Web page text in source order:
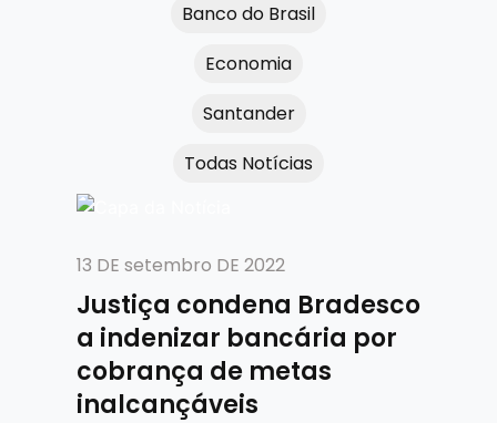
Banco do Brasil
Economia
Santander
Todas Notícias
13 DE setembro DE 2022
Justiça condena Bradesco
a indenizar bancária por
cobrança de metas
inalcançáveis